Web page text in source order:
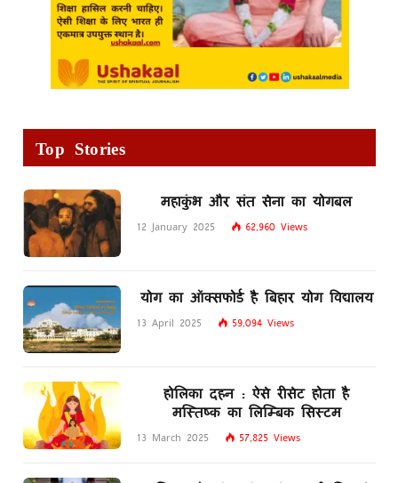
Top Stories
महाकुंभ और संत सेना का योगबल
12 January 2025 62,960 Views
योग का ऑक्सफोर्ड है बिहार योग विद्यालय
13 April 2025 59,094 Views
होलिका दहन : ऐसे रीसेट होता है
मस्तिष्क का लिम्बिक सिस्टम
13 March 2025 57,825 Views